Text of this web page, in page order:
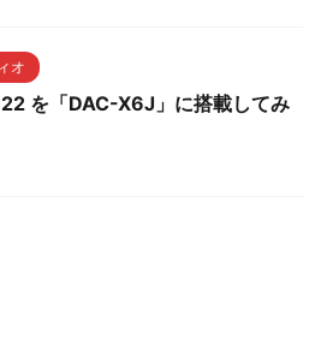
オ
を「DAC-X6J」に搭載してみ